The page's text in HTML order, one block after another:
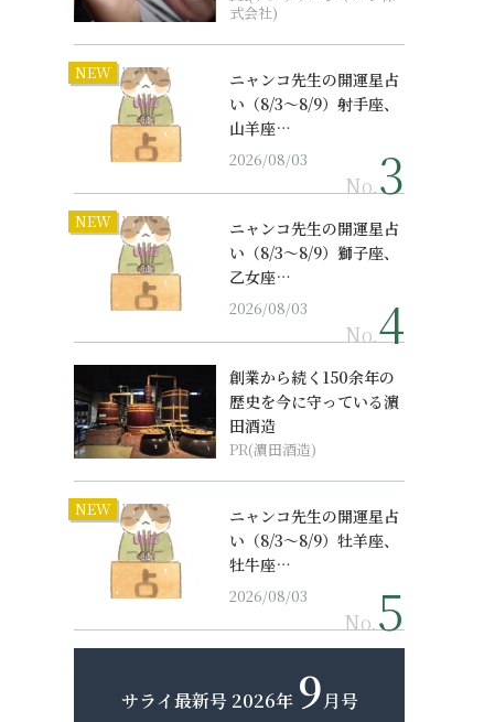
式会社)
NEW
ニャンコ先生の開運星占
い（8/3～8/9）射手座、
山羊座…
2026/08/03
No.
NEW
ニャンコ先生の開運星占
い（8/3～8/9）獅子座、
乙女座…
2026/08/03
No.
創業から続く150余年の
歴史を今に守っている濵
田酒造
PR(濵田酒造)
NEW
ニャンコ先生の開運星占
い（8/3～8/9）牡羊座、
牡牛座…
2026/08/03
No.
サライ最新号 2026年 9月号